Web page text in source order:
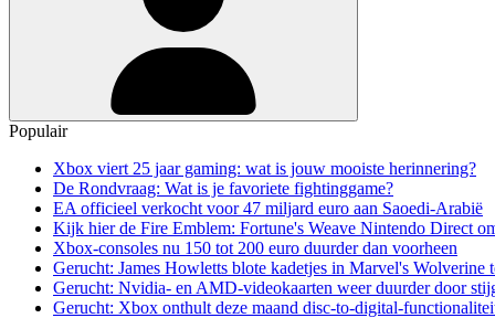
Populair
Xbox viert 25 jaar gaming: wat is jouw mooiste herinnering?
De Rondvraag: Wat is je favoriete fightinggame?
EA officieel verkocht voor 47 miljard euro aan Saoedi-Arabië
Kijk hier de Fire Emblem: Fortune's Weave Nintendo Direct
Xbox-consoles nu 150 tot 200 euro duurder dan voorheen
Gerucht: James Howletts blote kadetjes in Marvel's Wolverine
Gerucht: Nvidia- en AMD-videokaarten weer duurder door
Gerucht: Xbox onthult deze maand disc-to-digital-